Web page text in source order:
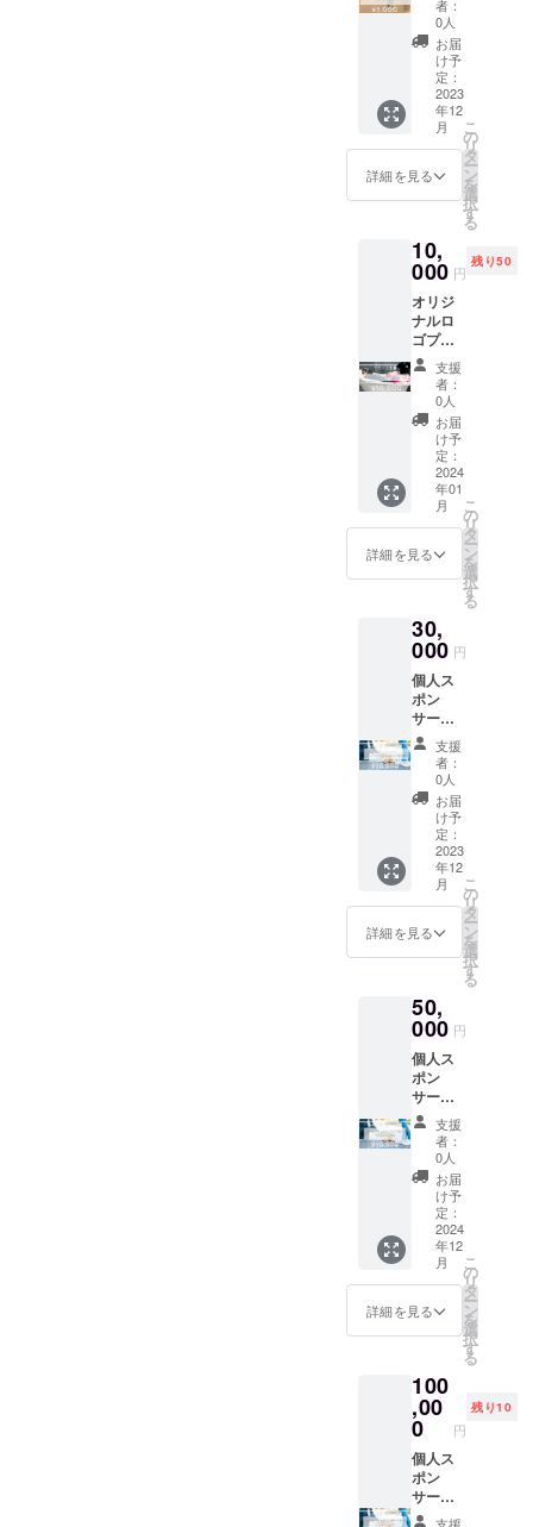
ませ
ん)。 消
費税・
送料込
みの価
格で
す。 あ
たたか
援をよ
ろしく
ます。
りま
す。 ▼
備考欄
に記載
したい
お名前
をご入
力くだ
さい。
ろしく
お願い
ます。
の活動
に共感
して頂
き、ご
支援い
ただけ
る方向
けのリ
ターン
の多く
を開業
の為に
使用で
きま
す。 暖
かいご
支援を
よろし
くお願
いいた
しま
す。
き、資
金面か
らご支
援いた
だける
方向け
のリ
ターン
になり
ます。
支援金
を開業
の為に
使用で
きま
す。 プ
ロジェ
クト終
了後、
・ホー
ムペー
ジ(掲載
より1年
間) ・店
内に置
く記念
プレー
ト(開業
間) にご
様とし
てお名
前を記
載させ
ていた
だきま
す。
ペット
ネー
ム・
ニック
ネーム
可。 HP
の開設
は2023
年10月
を予定
備考欄
に記載
お名前
をご入
力くだ
さい。
あたた
かいご
支援を
よろし
くお願
いいた
しま
す。
者：
0人
お届
け予
定：
2023
年12
月
詳細を見る
こ
の
リ
タ
ー
ン
を
選
択
す
る
10,
000 円
残り50
オリジ
ナルロ
ゴプリ
ントT
シャツ
ブラッ
ク ワン
サイズ
(ユニ
セック
スLサイ
ズ相当)
活動に
共感し
て頂
き、ご
ただけ
る方向
けのリ
ターン
になり
ます。
支援金
の多く
を開業
の為に
使用で
きま
す。 暖
かいご
支援を
お待ち
してお
支援
者：
0人
お届
け予
定：
2024
年01
月
詳細を見る
こ
の
リ
タ
ー
ン
を
選
択
す
る
30,
000 円
個人ス
ポン
サー支
援Aプラ
ン ホー
ムペー
ジのブ
ログに
ペット
さんの
お写真
とお名
前を掲
載いた
します
(1回)。
枚まで
OKで
す。 活
動に共
感して
頂き、
資金面
からご
支援い
ただけ
る方向
けのリ
ターン
になり
ます。
支援金
の多く
きま
す。 と
びきり
かわい
いペッ
ト写真
を送っ
てくだ
支援
者：
0人
お届
け予
定：
2023
年12
月
詳細を見る
こ
の
リ
タ
ー
ン
を
選
択
す
る
50,
000 円
個人ス
ポン
サー支
援Bプラ
ン ブロ
グに
ペット
さんの
・お写
真(5枚
まで) ・
お名前
・SNS
リンク
を掲載
いたし
2023年
10〜12
月の日
付での
掲載(1
回)を予
定して
おりま
支援
者：
0人
お届
け予
定：
2024
年12
月
詳細を見る
こ
の
リ
タ
ー
ン
を
選
択
す
る
100
,00
0 円
残り10
個人ス
ポン
サー支
援Cプラ